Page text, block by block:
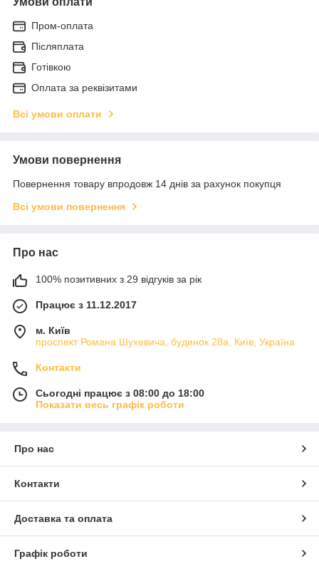
Пром-оплата
Післяплата
Готівкою
Оплата за реквізитами
Всі умови оплати
Умови повернення
Повернення товару впродовж 14 днів за рахунок покупця
Всі умови повернення
Про нас
100% позитивних з 29 відгуків за рік
Працює з 11.12.2017
м. Київ
проспект Романа Шухевича, будинок 28а, Київ, Україна
Контакти
Сьогодні працює з 08:00 до 18:00
Показати весь графік роботи
Про нас
Контакти
Доставка та оплата
Графік роботи